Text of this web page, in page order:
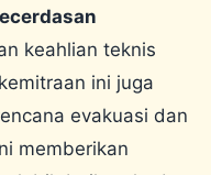
keahlian teknis
ini juga
evakuasi dan
memberikan